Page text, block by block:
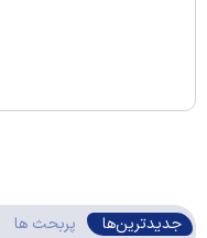
جدیدترین‌ها پربحث ها